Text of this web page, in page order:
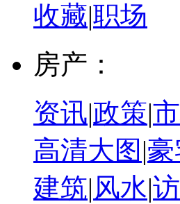
收藏|职场
房产：
资讯|政策|
高清大图 |
建筑|风水|